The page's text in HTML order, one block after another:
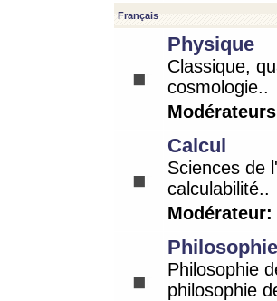
Français
Physique
Classique,
cosmologie..
Calcul
Sciences de
calculabilité..
Modérateur:
Philosophie
Philosophie
philosophie